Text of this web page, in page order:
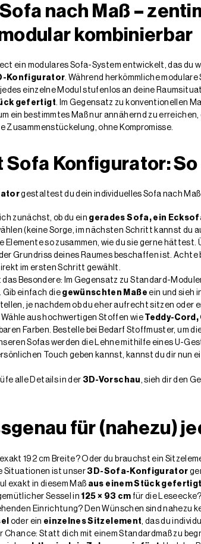
nach Maß –
kombinierbar
ein modulares Sofa-System entwickelt, das du
Konfigurator. Während herkömmliche
einzelne Modul stufenlos an deine
gefertigt. Im Gegensatz zu konventionellen
ein bestimmtes Maß nur annähernd zu
Zusammenstückelung, ohne Kompromisse.
Sofa Konfigurator:
gestaltest du dein individuelles Sofa nach
zunächst, ob du ein gerades Sofa, ein
(keine Sorge, im nächsten Schritt kannst du
Elemente so zusammen, wie du sie gerne hättest.
Grundriss deines Raumes beschaffen ist. Achte
im ersten Schritt gewählt.
Besondere: Im Gegensatz zu Standard-
Gib einfach die gewünschten Maße ein und sieh
je nachdem ob du eher aufrecht sitzen oder
Wähle aus hochwertigen Stoffen wie Teddy-
Farben. Bestelle bei Bedarf Stoffmuster, um
Sofas werden die Lehne mithilfe eines U-
Touch geben kannst, kannst du dir nun
alle Details in der 3D-Vorschau , sieh dir den
für (nahezu)
192 cm Breite? Oder du brauchst ein
Situationen ist unser 3D-Sofa-Konfigurator
exakt in diesem Maß aus einem Stück gefertigt
Sessel in 125 × 93 cm für die
Einrichtung? Den Wünschen sind nahezu
oder ein einzelnes Sitzelement , das du
Statt dich mit einem Standardmaß zu